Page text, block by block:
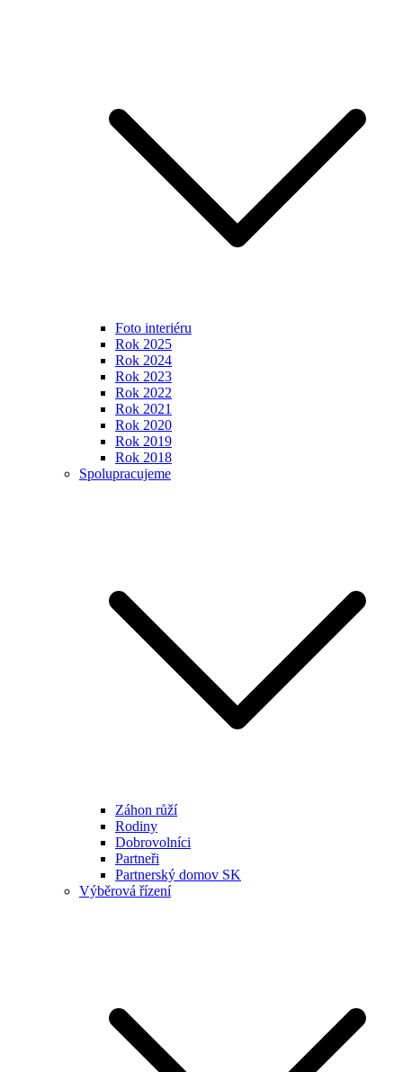
Foto interiéru
Rok 2025
Rok 2024
Rok 2023
Rok 2022
Rok 2021
Rok 2020
Rok 2019
Rok 2018
Spolupracujeme
Záhon růží
Rodiny
Dobrovolníci
Partneři
Partnerský domov SK
Výběrová řízení